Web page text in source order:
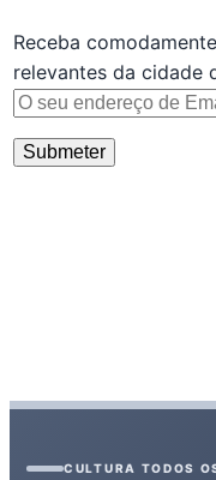
Receba
relevantes da cidade
CULTURA TODOS